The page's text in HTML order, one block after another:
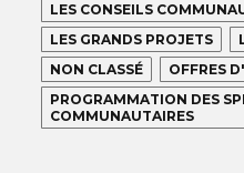
LES CONSEILS
LES GRANDS PROJETS
NON CLASSÉ
OFFRES
PROGRAMMATION DES
COMMUNAUTAIRES